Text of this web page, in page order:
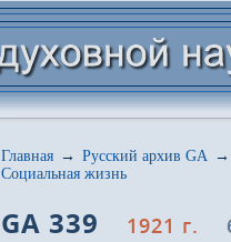
Главная → Русский архив GA →
Социальная жизнь
GA 339 1921 г.